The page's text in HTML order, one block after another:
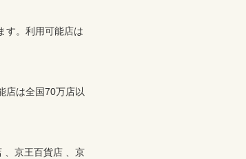
す。利用可能店は
店は全国70万店以
、京王百貨店 、京